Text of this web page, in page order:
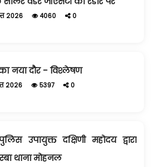
2026 4060 0
नया दौर - विश्लेषण
2026 5397 0
उपायुक्त दक्षिणी महोदय द्वारा
थाना मोहनल